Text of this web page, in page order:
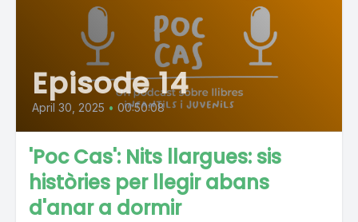
Episode 14
April 30, 2025 • 00:50:08
'Poc Cas': Nits llargues: sis
històries per llegir abans
d'anar a dormir